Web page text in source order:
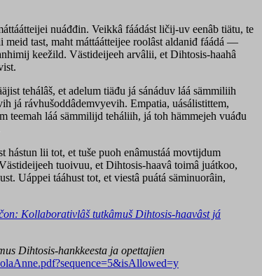
nuáđđin. Veikkâ fáádást ličij-uv eenâb tiätu, te
tast, maht máttáátteijee roolâst aldaniđ fáádá —
keežild. Västideijeeh arvâlii, et Dihtosis-haahâ
tehálâš, et adelum tiäđu já sánáduv láá sämmiliih
já rávhušoddâdemvyevih. Empatia, uásálistittem,
teemah láá sämmilijd teháliih, já toh hämmejeh vuáđu
hástun lii tot, et tuše puoh enâmustáá movtijdum
tuoivuu, et Dihtosis-haavâ toimâ juátkoo,
Uáppei tááhust tot, et viestâ puátá säminuorâin,
Kollaborativlâš tutkâmuš Dihtosis-haavâst já
Dihtosis-hankkeesta ja opettajien